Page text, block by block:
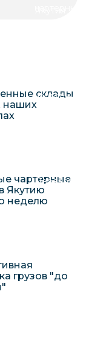
чартерных
Перевозка
склады
наших
чартерные
Якутию
неделю
грузов "до